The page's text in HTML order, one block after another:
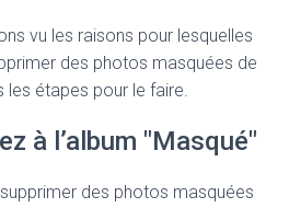
vu les raisons pour lesquelles
des photos masquées de
les étapes pour le faire.
à l’album "Masqué"
des photos masquées